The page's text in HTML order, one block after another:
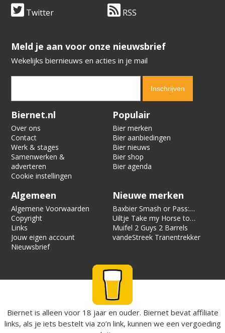
Twitter RSS
​​​​​​​Meld je aan voor onze nieuwsbrief
Wekelijks biernieuws en acties in je mail
Verification code:
Biernet.nl
Over ons
Contact
Werk & stages
Samenwerken &
adverteren
Cookie instellingen
Populair
Bier merken
Bier aanbiedingen
Bier nieuws
Bier shop
Bier agenda
Algemeen
Algemene Voorwaarden
Copyright
Links
Jouw eigen account
Nieuwsbrief
Nieuwe merken
Baxbier Smash or Pass:
Strata
Uiltje Take my Horse to
the Hotel Room
Muifel 2 Guys 2 Barrels
vandeStreek Tranentrekker
Biernet is alleen voor 18 jaar en ouder. Biernet bevat affiliate
links, als je iets bestelt via zo’n link, kunnen we een vergoeding